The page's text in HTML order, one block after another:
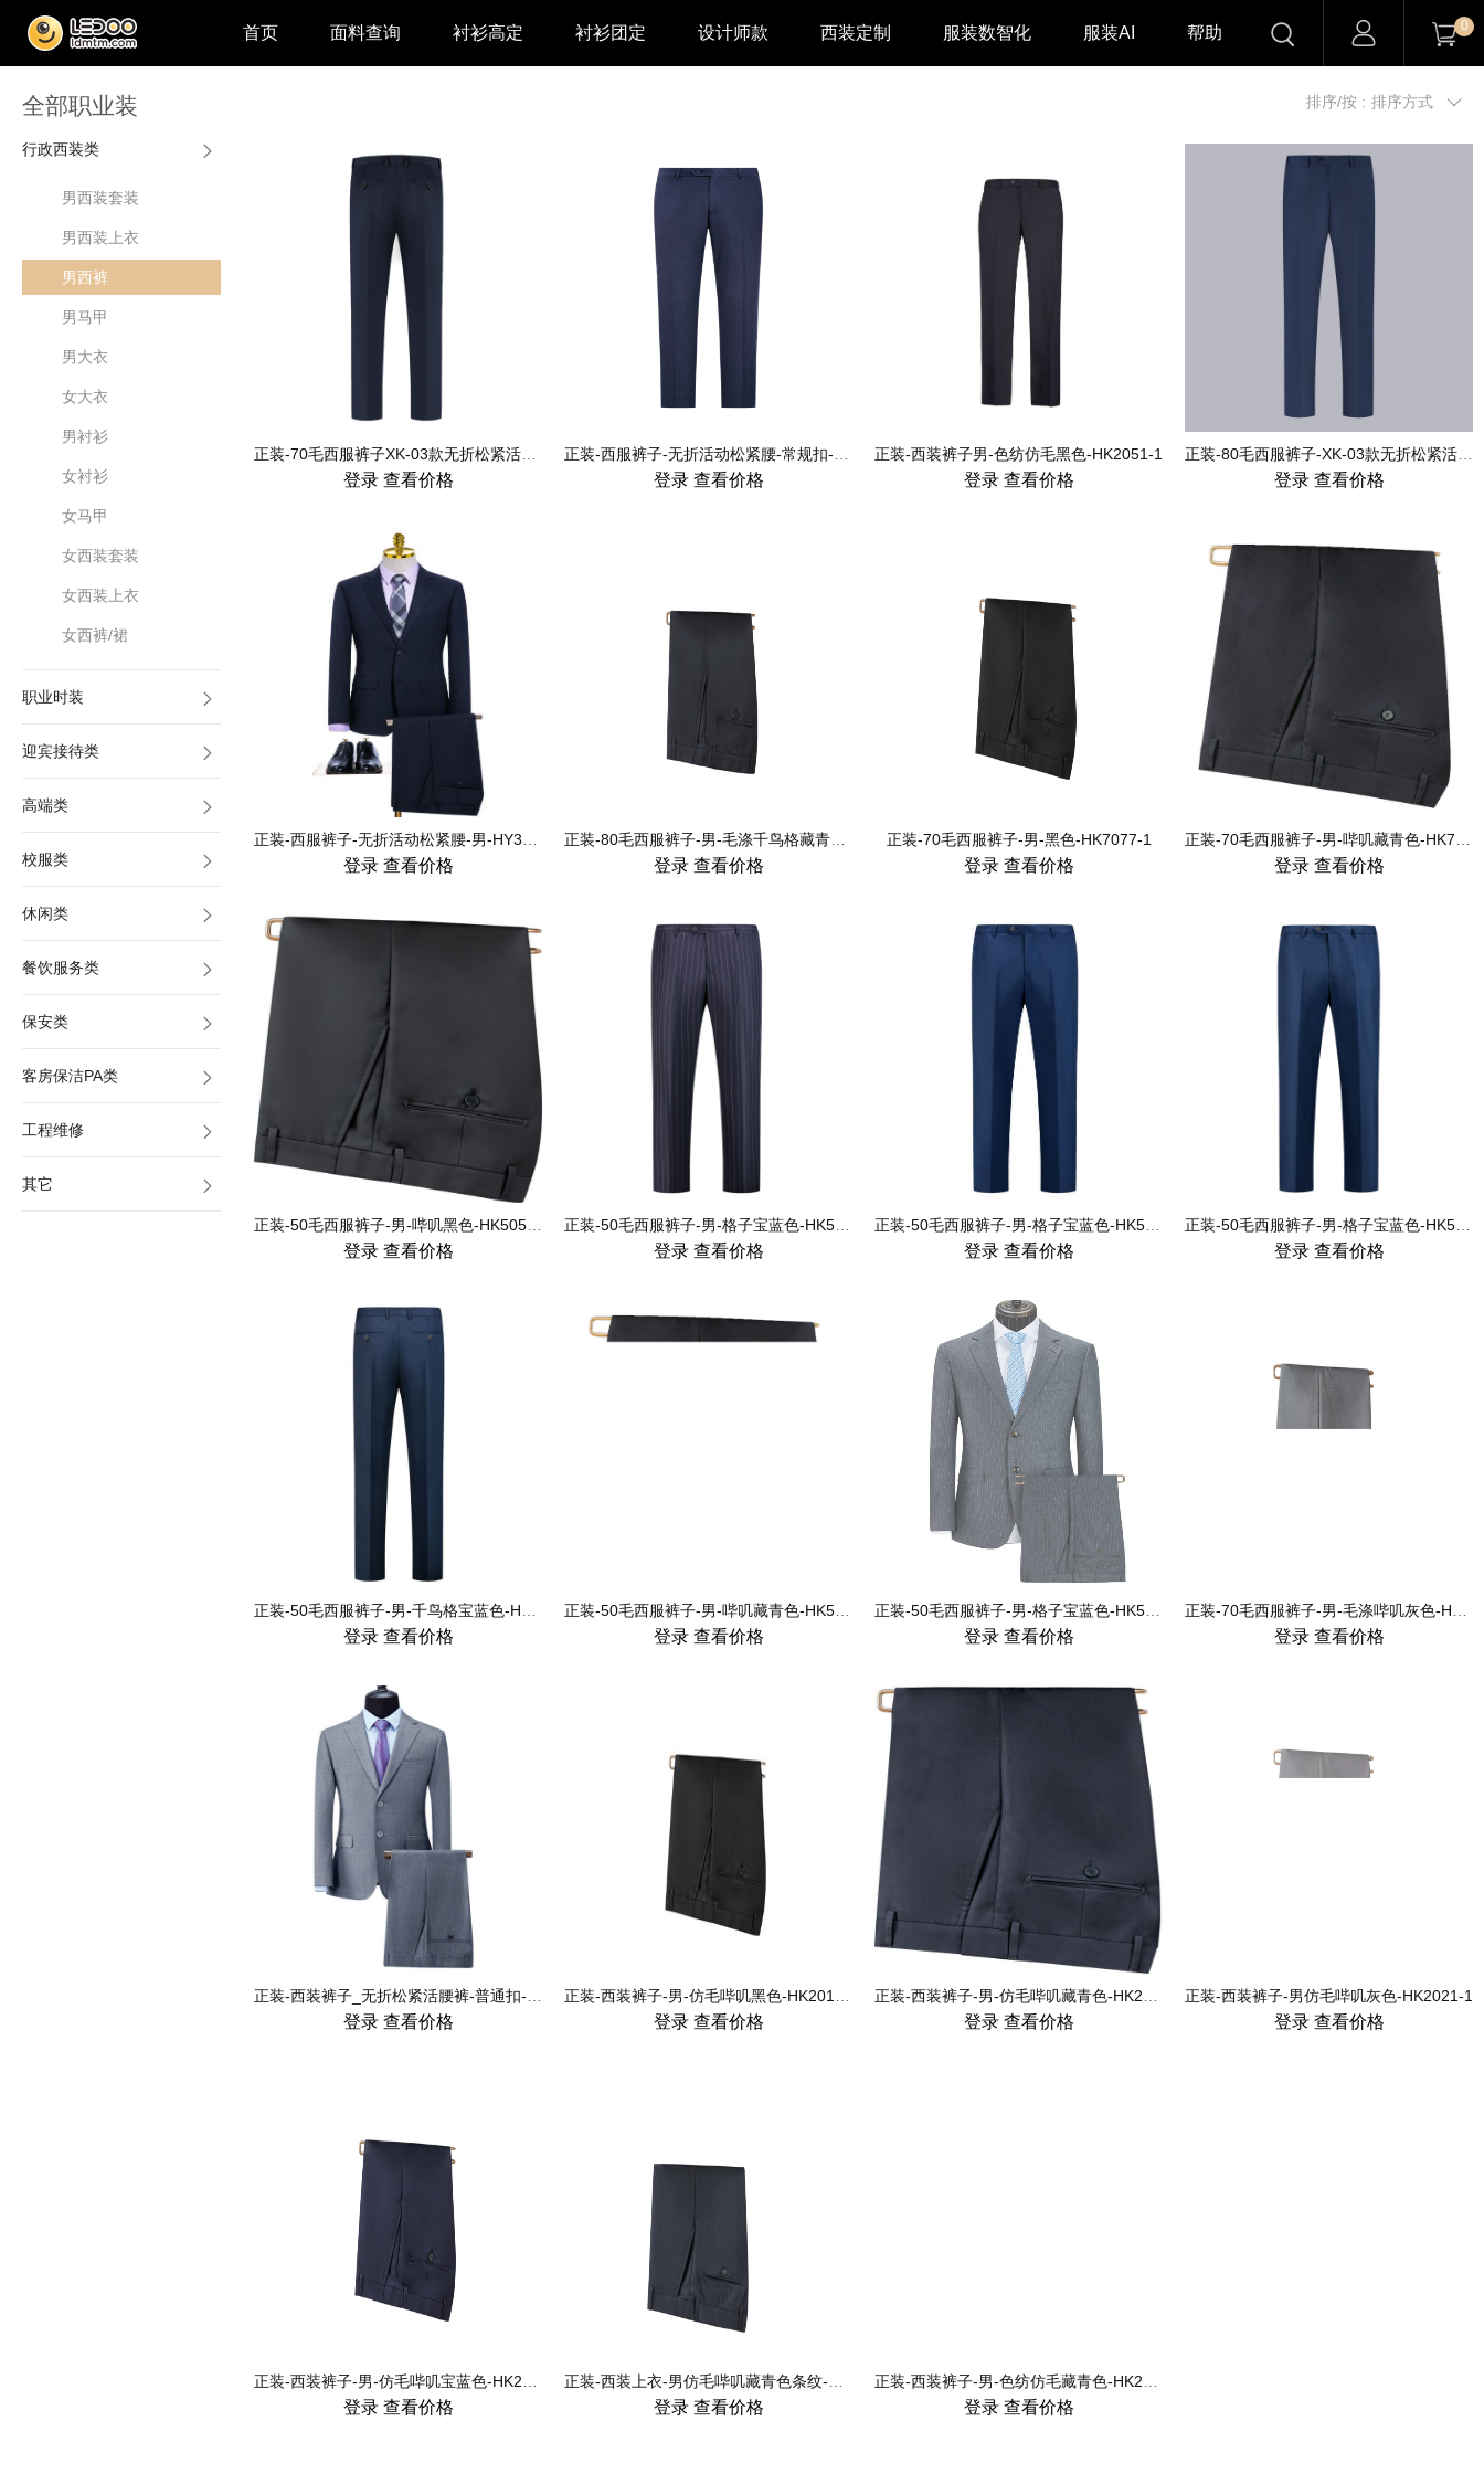
首页 面料查询 衬衫高定 衬衫团定 设计师款 西装定制 服装数智化 服装AI 帮助    0
全部职业装
行政西装类
男西装套装
男西装上衣
男西裤
男马甲
男大衣
女大衣
男衬衫
女衬衫
女马甲
女西装套装
女西装上衣
女西裤/裙
职业时装
迎宾接待类
高端类
校服类
休闲类
餐饮服务类
保安类
客房保洁PA类
工程维修
其它
排序/按 : 排序方式 
登录查看价格 登录查看价格
正装-西装裤子男-色纺仿毛黑色-HK2051-1
登录查看价格 登录查看价格
登录查看价格 登录查看价格
正装-70毛西服裤子-男-黑色-HK7077-1
登录查看价格 登录查看价格
登录查看价格 登录查看价格 登录查看价格 登录查看价格
登录查看价格 登录查看价格 登录查看价格 登录查看价格
登录查看价格 登录查看价格 登录查看价格
正装-西装裤子-男仿毛哔叽灰色-HK2021-1
登录查看价格
登录查看价格 登录查看价格 登录查看价格